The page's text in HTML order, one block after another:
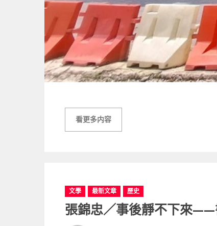
看更多内容
C
a
t
文學 最新文章 歷史
張錦忠／事後靜不下來